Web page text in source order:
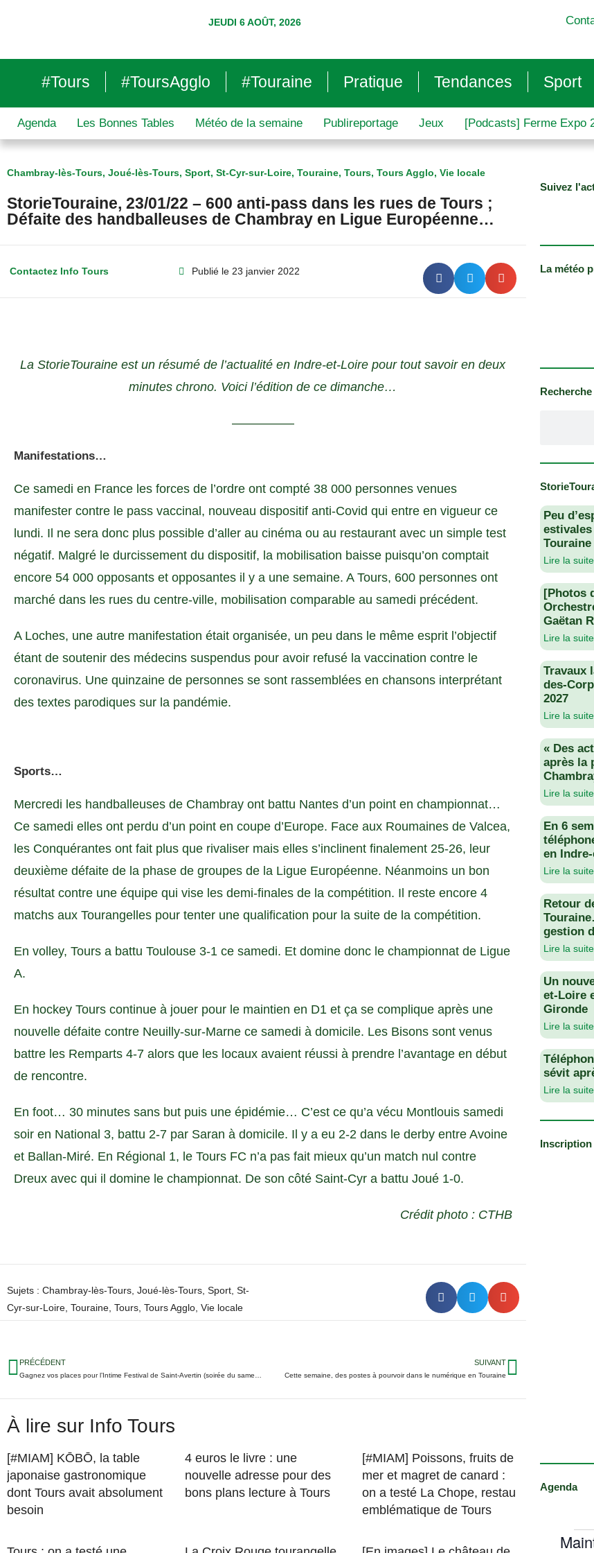
JEUDI 6 AOÛT, 2026
#Tours #ToursAgglo #Touraine Pratique Tendances Sport
Agenda Les Bonnes Tables Météo de la semaine Publireportage Jeux [Podcasts] Ferme Expo
Chambray-lès-Tours, Joué-lès-Tours, Sport, St-Cyr-sur-Loire, Touraine, Tours, Tours Agglo, Vie locale
StorieTouraine, 23/01/22 – 600 anti-pass dans les rues de Tours ;
Défaite des handballeuses de Chambray en Ligue Européenne…
Contactez Info Tours Publié le 23 janvier 2022
La StorieTouraine est un résumé de l’actualité en Indre-et-Loire pour tout savoir en deux
minutes chrono. Voici l’édition de ce dimanche…
—————
Manifestations…
Ce samedi en France les forces de l’ordre ont compté 38 000 personnes venues
manifester contre le pass vaccinal, nouveau dispositif anti-Covid qui entre en vigueur ce
lundi. Il ne sera donc plus possible d’aller au cinéma ou au restaurant avec un simple test
négatif. Malgré le durcissement du dispositif, la mobilisation baisse puisqu’on comptait
encore 54 000 opposants et opposantes il y a une semaine. A Tours, 600 personnes ont
marché dans les rues du centre-ville, mobilisation comparable au samedi précédent.
A Loches, une autre manifestation était organisée, un peu dans le même esprit l’objectif
étant de soutenir des médecins suspendus pour avoir refusé la vaccination contre le
coronavirus. Une quinzaine de personnes se sont rassemblées en chansons interprétant
des textes parodiques sur la pandémie.
Sports…
Mercredi les handballeuses de Chambray ont battu Nantes d’un point en championnat…
Ce samedi elles ont perdu d’un point en coupe d’Europe. Face aux Roumaines de Valcea,
les Conquérantes ont fait plus que rivaliser mais elles s’inclinent finalement 25-26, leur
deuxième défaite de la phase de groupes de la Ligue Européenne. Néanmoins un bon
résultat contre une équipe qui vise les demi-finales de la compétition. Il reste encore 4
matchs aux Tourangelles pour tenter une qualification pour la suite de la compétition.
En volley, Tours a battu Toulouse 3-1 ce samedi. Et domine donc le championnat de Ligue
A.
En hockey Tours continue à jouer pour le maintien en D1 et ça se complique après une
nouvelle défaite contre Neuilly-sur-Marne ce samedi à domicile. Les Bisons sont venus
battre les Remparts 4-7 alors que les locaux avaient réussi à prendre l’avantage en début
de rencontre.
En foot… 30 minutes sans but puis une épidémie… C’est ce qu’a vécu Montlouis samedi
soir en National 3, battu 2-7 par Saran à domicile. Il y a eu 2-2 dans le derby entre Avoine
et Ballan-Miré. En Régional 1, le Tours FC n’a pas fait mieux qu’un match nul contre
Dreux avec qui il domine le championnat. De son côté Saint-Cyr a battu Joué 1-0.
Crédit photo : CTHB
Sujets : Chambray-lès-Tours Joué-lès-Tours Sport St-
Cyr-sur-Loire Touraine Tours Tours Agglo Vie locale
PRÉCÉDENT SUIVANT
Cette semaine, des postes à pourvoir dans le numérique en Touraine
À lire sur Info Tours
[#MIAM] KŌBŌ, la table
japonaise gastronomique
dont Tours avait absolument
besoin
4 euros le livre : une
nouvelle adresse pour des
bons plans lecture à Tours
[#MIAM] Poissons, fruits de
mer et magret de canard :
on a testé La Chope, restau
emblématique de Tours
Suivez
La météo
Recherche
Peu
Touraine
Lire la
[Photos
Gaëtan
Lire la
Travaux
des-
2027
Lire la
« Des
après la
Lire la
En 6
en
Lire la
Retour
gestion
Lire la
Un
et-Loire
Gironde
Lire la
sévit
Lire la
Inscription
Agenda